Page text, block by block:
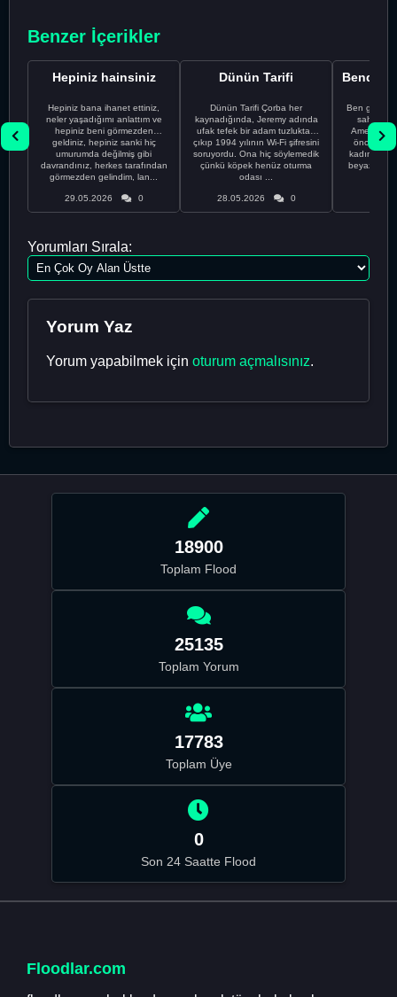
Benzer İçerikler
Hepiniz hainsiniz
Hepiniz bana ihanet ettiniz,
neler yaşadığımı anlattım ve
hepiniz beni görmezden
geldiniz, hepiniz sanki hiç
umurumda değilmiş gibi
davrandınız, herkes tarafından
görmezden gelindim, lan...
29.05.2026 0
Dünün Tarifi
Dünün Tarifi Çorba her
kaynadığında, Jeremy adında
ufak tefek bir adam tuzluktan
çıkıp 1994 yılının Wi-Fi şifresini
soruyordu. Ona hiç söylemedik
çünkü köpek henüz oturma
odası ...
28.05.2026 0
Ben gururlu
sahip
önce
kadınla
beyaz
Yorumları Sırala:
Yorum Yaz
Yorum yapabilmek için oturum açmalısınız.
18900
Toplam Flood
25135
Toplam Yorum
17783
Toplam Üye
0
Son 24 Saatte Flood
Floodlar.com